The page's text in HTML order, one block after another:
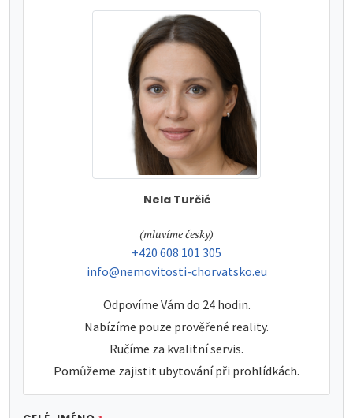
Nela Turčić
tel:
(mluvíme česky)
tel:
+420 608 101 305
e-mail:
info@nemovitosti-chorvatsko.eu
Odpovíme Vám do 24 hodin.
Nabízíme pouze prověřené reality.
Ručíme za kvalitní servis.
Pomůžeme zajistit ubytování při prohlídkách.